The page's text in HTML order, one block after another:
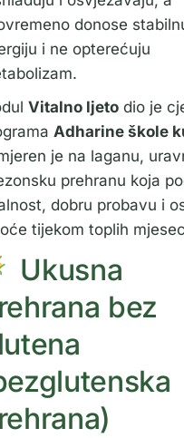
donose
i ne opterećuju
Vitalno ljeto dio je
Adharine škole
je na laganu,
prehranu koja
dobru probavu i
tijekom toplih
Ukusna
bez